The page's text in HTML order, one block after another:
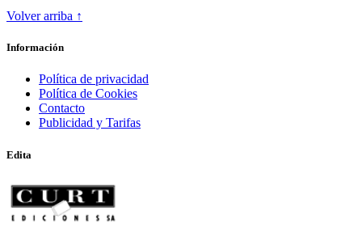
Volver arriba ↑
Información
Política de privacidad
Política de Cookies
Contacto
Publicidad y Tarifas
Edita